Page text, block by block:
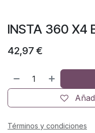
INSTA 360 X4
42,97 €
Términos y condiciones